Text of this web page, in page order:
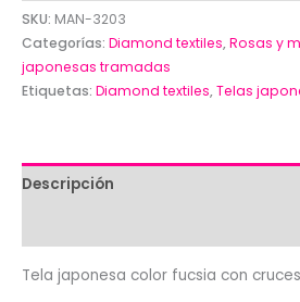
color
fucsia
con
cruces.Diamond
SKU: MAN-3203
Categorías: Diamond textiles,Rosas y
japonesas tramadas
Etiquetas: Diamond textiles,Telas
Descripción
Tela japonesa color fucsia con cruces